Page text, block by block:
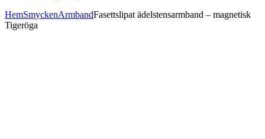
HemSmyckenArmbandFasettslipat ädelstensarmband – magnetisk
Tigeröga